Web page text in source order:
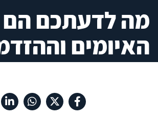
מה לדעתכם הם
האיומים
הניצבים בפני
ענו על הסקר!